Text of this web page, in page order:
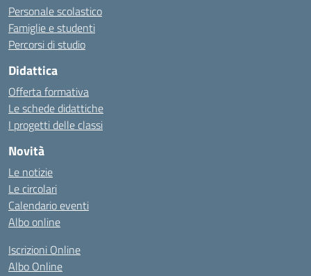
Personale scolastico
Famiglie e studenti
Percorsi di studio
Didattica
Offerta formativa
Le schede didattiche
I progetti delle classi
Novità
Le notizie
Le circolari
Calendario eventi
Albo online
Iscrizioni Online
Albo Online